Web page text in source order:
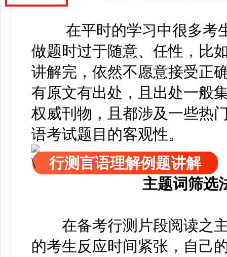
在平时的学习中很多考
做题时过于随意、任性，比
讲解完，依然不愿意接受正
有原文有出处，且出处一般
权威刊物，且都涉及一些热
语考试题目的客观性。
行测言语理解例题讲解
主题词筛选
在备考行测片段阅读之主
的考生反应时间紧张，自己